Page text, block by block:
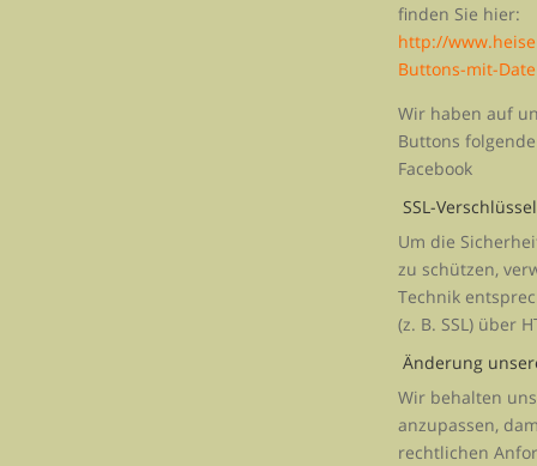
finden Sie hier:
http://
Buttons-mit-
Wir haben auf
Buttons
Facebook
SSL-
Um die
zu schützen,
Technik
(z. B. SSL) über
Änderung
Wir behalten
anzupassen,
rechtlichen